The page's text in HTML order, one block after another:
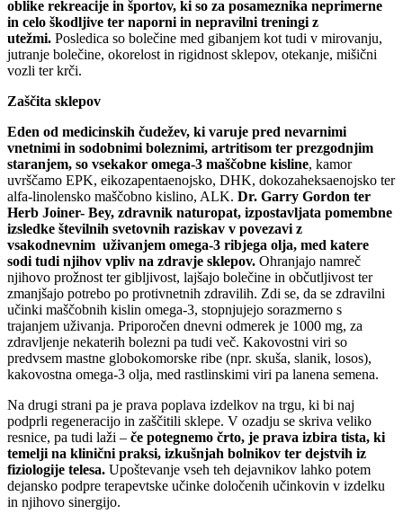
oblike rekreacije in športov, ki so za posameznika neprimerne
in celo škodljive ter naporni in nepravilni treningi z
utežmi. Posledica so bolečine med gibanjem kot tudi v mirovanju,
jutranje bolečine, okorelost in rigidnost sklepov, otekanje, mišični
vozli ter krči.
Zaščita sklepov
Eden od medicinskih čudežev, ki varuje pred nevarnimi
vnetnimi in sodobnimi boleznimi, artritisom ter prezgodnjim
staranjem, so vsekakor omega-3 maščobne kisline, kamor
uvrščamo EPK, eikozapentaenojsko, DHK, dokozaheksaenojsko ter
alfa-linolensko maščobno kislino, ALK. Dr. Garry Gordon ter
Herb Joiner- Bey, zdravnik naturopat, izpostavljata pomembne
izsledke številnih svetovnih raziskav v povezavi z
vsakodnevnim uživanjem omega-3 ribjega olja, med katere
sodi tudi njihov vpliv na zdravje sklepov. Ohranjajo namreč
njihovo prožnost ter gibljivost, lajšajo bolečine in občutljivost ter
zmanjšajo potrebo po protivnetnih zdravilih. Zdi se, da se zdravilni
učinki maščobnih kislin omega-3, stopnjujejo sorazmerno s
trajanjem uživanja. Priporočen dnevni odmerek je 1000 mg, za
zdravljenje nekaterih bolezni pa tudi več. Kakovostni viri so
predvsem mastne globokomorske ribe (npr. skuša, slanik, losos),
kakovostna omega-3 olja, med rastlinskimi viri pa lanena semena.
Na drugi strani pa je prava poplava izdelkov na trgu, ki bi naj
podprli regeneracijo in zaščitili sklepe. V ozadju se skriva veliko
resnice, pa tudi laži – če potegnemo črto, je prava izbira tista, ki
temelji na klinični praksi, izkušnjah bolnikov ter dejstvih iz
fiziologije telesa. Upoštevanje vseh teh dejavnikov lahko potem
dejansko podpre terapevtske učinke določenih učinkovin v izdelku
in njihovo sinergijo.